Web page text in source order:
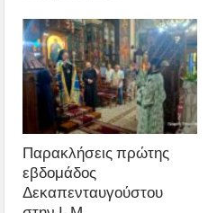
Παρακλήσεις πρώτης
εβδομάδος
Δεκαπενταυγούστου